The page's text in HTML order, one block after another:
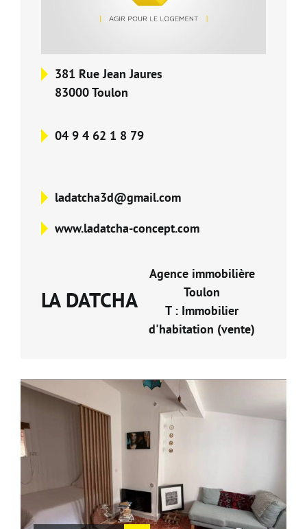
Nos Formations
Nos Partenaires
381 Rue Jean Jaures
83000 Toulon
04 9 4 62 1 8 79
ladatcha3d@gmail.com
www.ladatcha-concept.com
LA DATCHA
Agence immobilière
Toulon
T : Immobilier
d'habitation (vente)